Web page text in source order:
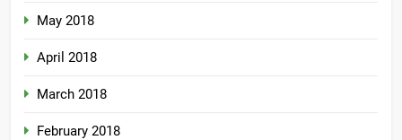
May 2018
April 2018
March 2018
February 2018